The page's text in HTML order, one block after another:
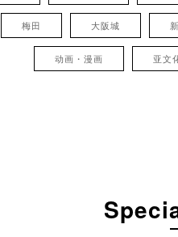
梅田 大阪城
动画・漫画 亚文